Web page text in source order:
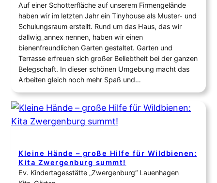
Auf einer Schotterfläche auf unserem Firmengelände
haben wir im letzten Jahr ein Tinyhouse als Muster- und
Schulungsraum erstellt. Rund um das Haus, das wir
dallwig_annex nennen, haben wir einen
bienenfreundlichen Garten gestaltet. Garten und
Terrasse erfreuen sich großer Beliebtheit bei der ganzen
Belegschaft. In dieser schönen Umgebung macht das
Arbeiten gleich noch mehr Spaß und…
Kleine Hände – große Hilfe für Wildbienen:
Kita Zwergenburg summt!
Ev. Kindertagesstätte „Zwergenburg“ Lauenhagen